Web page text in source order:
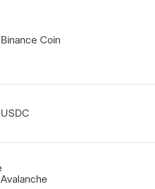
Binance Coin
USDC
Avalanche